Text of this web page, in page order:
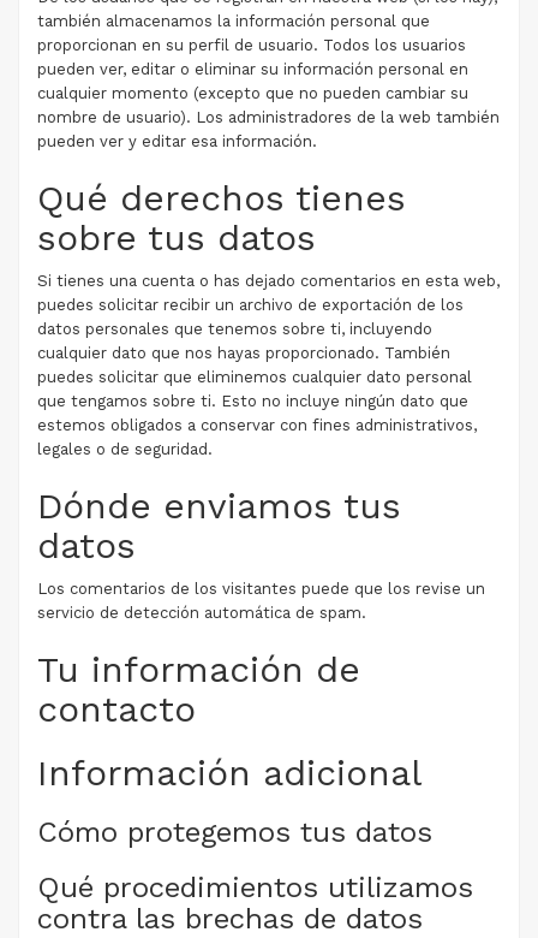
también almacenamos la información personal que
proporcionan en su perfil de usuario. Todos los usuarios
pueden ver, editar o eliminar su información personal en
cualquier momento (excepto que no pueden cambiar su
nombre de usuario). Los administradores de la web también
pueden ver y editar esa información.
Qué derechos tienes
sobre tus datos
Si tienes una cuenta o has dejado comentarios en esta web,
puedes solicitar recibir un archivo de exportación de los
datos personales que tenemos sobre ti, incluyendo
cualquier dato que nos hayas proporcionado. También
puedes solicitar que eliminemos cualquier dato personal
que tengamos sobre ti. Esto no incluye ningún dato que
estemos obligados a conservar con fines administrativos,
legales o de seguridad.
Dónde enviamos tus
datos
Los comentarios de los visitantes puede que los revise un
servicio de detección automática de spam.
Tu información de
contacto
Información adicional
Cómo protegemos tus datos
Qué procedimientos utilizamos
contra las brechas de datos